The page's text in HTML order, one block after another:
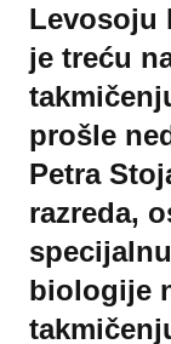
Levosoju
je treću
prošle
Petra
razreda,
biologije